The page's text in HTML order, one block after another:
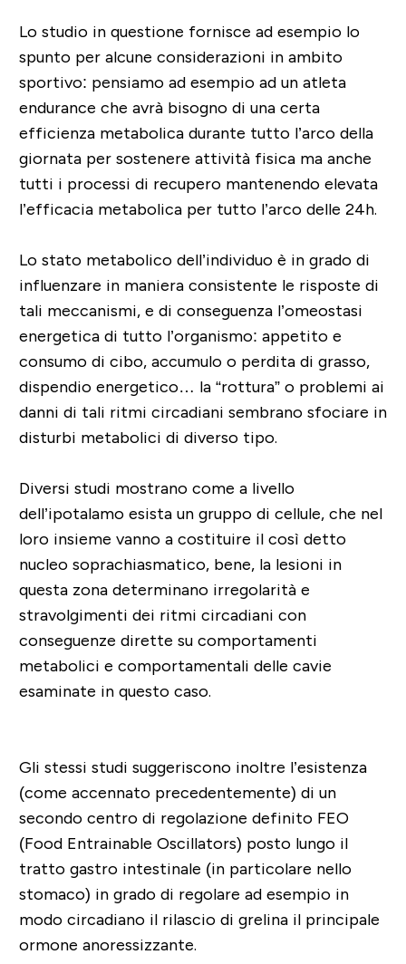
Lo studio in questione fornisce ad esempio lo
spunto per alcune considerazioni in ambito
sportivo: pensiamo ad esempio ad un atleta
endurance che avrà bisogno di una certa
efficienza metabolica durante tutto l’arco della
giornata per sostenere attività fisica ma anche
tutti i processi di recupero mantenendo elevata
l’efficacia metabolica per tutto l’arco delle 24h.
Lo stato metabolico dell’individuo è in grado di
influenzare in maniera consistente le risposte di
tali meccanismi, e di conseguenza l’omeostasi
energetica di tutto l’organismo: appetito e
consumo di cibo, accumulo o perdita di grasso,
dispendio energetico… la “rottura” o problemi ai
danni di tali ritmi circadiani sembrano sfociare in
disturbi metabolici di diverso tipo.
Diversi studi mostrano come a livello
dell’ipotalamo esista un gruppo di cellule, che nel
loro insieme vanno a costituire il così detto
nucleo soprachiasmatico, bene, la lesioni in
questa zona determinano irregolarità e
stravolgimenti dei ritmi circadiani con
conseguenze dirette su comportamenti
metabolici e comportamentali delle cavie
esaminate in questo caso.
Gli stessi studi suggeriscono inoltre l’esistenza
(come accennato precedentemente) di un
secondo centro di regolazione definito FEO
(Food Entrainable Oscillators) posto lungo il
tratto gastro intestinale (in particolare nello
stomaco) in grado di regolare ad esempio in
modo circadiano il rilascio di grelina il principale
ormone anoressizzante.